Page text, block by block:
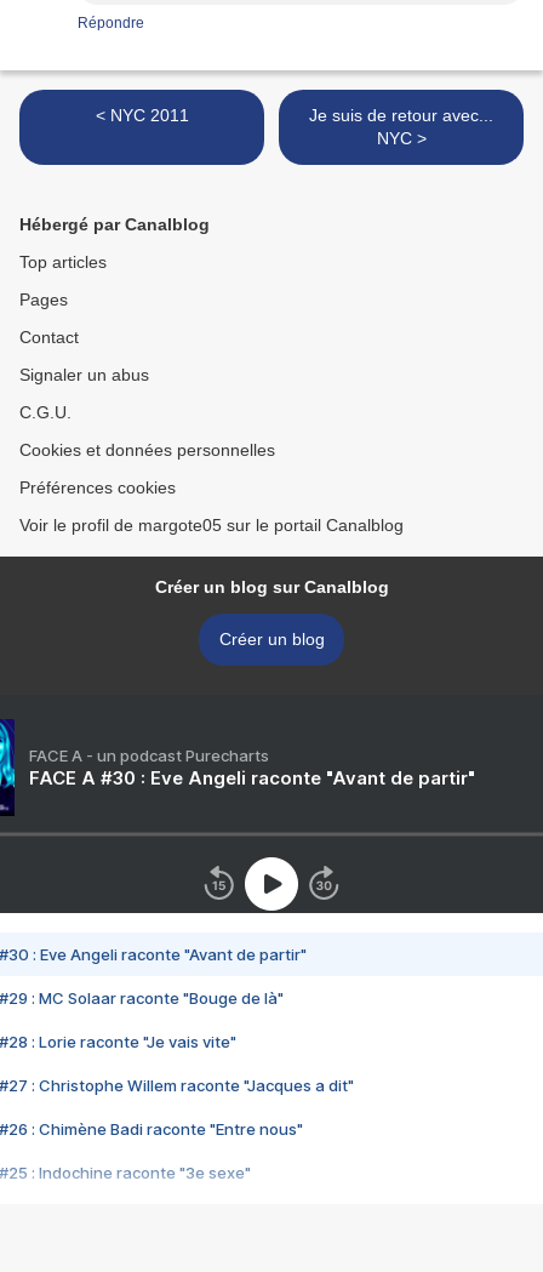
Répondre
< NYC 2011
Je suis de retour avec...
NYC >
Hébergé par Canalblog
Top articles
Pages
Contact
Signaler un abus
C.G.U.
Cookies et données personnelles
Préférences cookies
Voir le profil de margote05 sur le portail Canalblog
Créer un blog sur Canalblog
Créer un blog
FACE A - un podcast Purecharts
FACE A #30 : Eve Angeli raconte "Avant de partir"
#30 : Eve Angeli raconte "Avant de partir"
#29 : MC Solaar raconte "Bouge de là"
#28 : Lorie raconte "Je vais vite"
#27 : Christophe Willem raconte "Jacques a dit"
#26 : Chimène Badi raconte "Entre nous"
#25 : Indochine raconte "3e sexe"